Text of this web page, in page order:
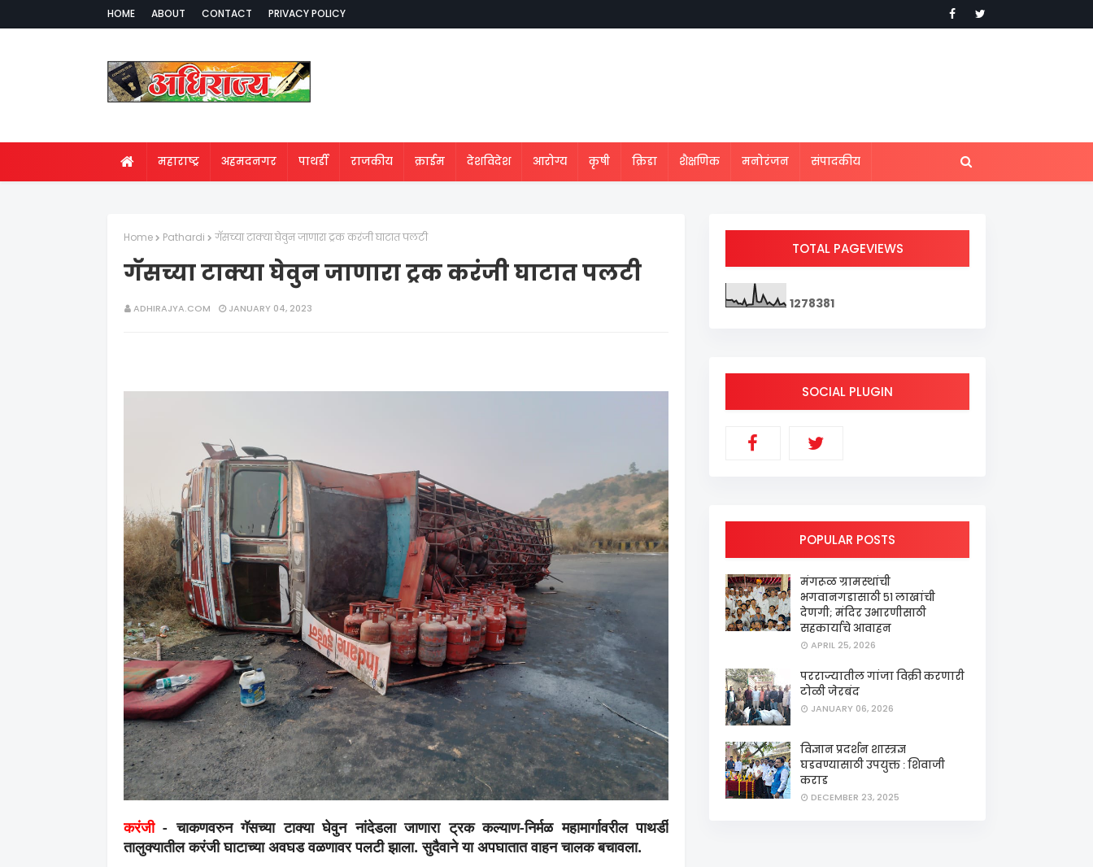
HOME ABOUT CONTACT PRIVACY POLICY
महाराष्ट्र अहमदनगर पाथर्डी राजकीय क्राईम देशविदेश आरोग्य कृषी क्रिडा शैक्षणिक मनोरंजन संपादकीय
Home Pathardi गॅसच्या टाक्या घेवुन जाणारा ट्रक करंजी घाटात पलटी
गॅसच्या टाक्या घेवुन जाणारा ट्रक करंजी घाटात पलटी
ADHIRAJYA.COM JANUARY 04, 2023
करंजी- चाकणवरुन गॅसच्या टाक्या घेवुन नांदेडला जाणारा ट्रक कल्याण-निर्मळ महामार्गावरील पाथर्डी
तालुक्यातील करंजी घाटाच्या अवघड वळणावर पलटी झाला. सुदैवाने या अपघातात वाहन चालक बचावला.
TOTAL PAGEVIEWS
1278381
SOCIAL PLUGIN
POPULAR POSTS
मंगरूळ ग्रामस्थांची
भगवानगडासाठी ५१ लाखांची
देणगी; मंदिर उभारणीसाठी
सहकार्याचे आवाहन
APRIL 25, 2026
परराज्यातील गांजा विक्री करणारी
टोळी जेरबंद
JANUARY 06, 2026
विज्ञान प्रदर्शन शास्त्रज्ञ
घडवण्यासाठी उपयुक्त : शिवाजी
कराड
DECEMBER 23, 2025